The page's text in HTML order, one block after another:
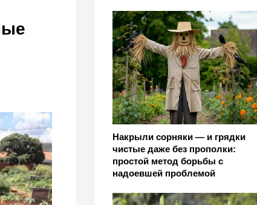
Накрыли сорняки — и грядки
чистые даже без прополки:
простой метод борьбы с
надоевшей проблемой